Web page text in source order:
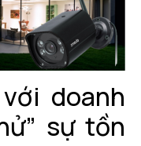
doanh
sự tồn